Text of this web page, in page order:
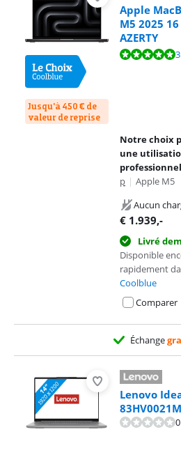
Jusqu'à 450 € de
valeur de reprise
Apple
M5 2025
AZERTY
La note est de 9,6 sur 10, basée sur 31
Notre choix
une
p | Apple M5
Aucun
€ 1.939,-
Livré
Disponible
rapidement
Coolblue
Comparer
Échange
Lenovo